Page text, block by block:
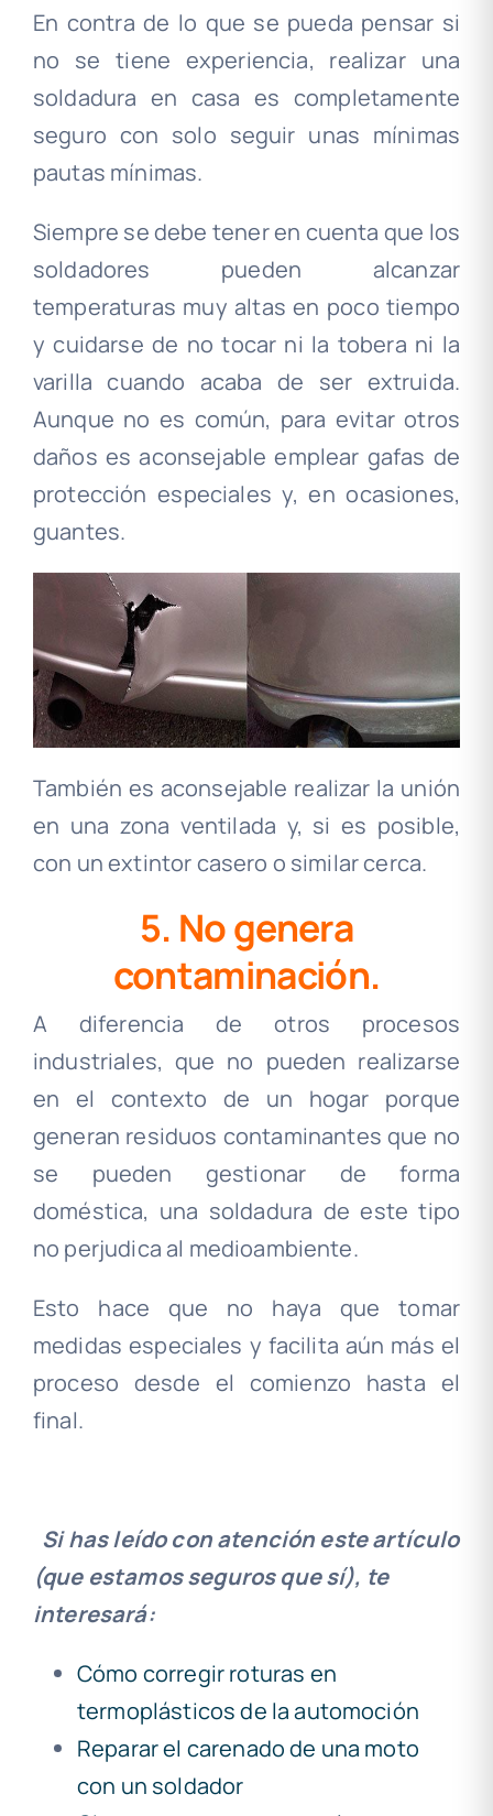
En contra de lo que se pueda pensar si
no se tiene experiencia, realizar una
soldadura en casa es completamente
seguro con solo seguir unas mínimas
pautas mínimas.
Siempre se debe tener en cuenta que los
soldadores pueden alcanzar
temperaturas muy altas en poco tiempo
y cuidarse de no tocar ni la tobera ni la
varilla cuando acaba de ser extruida.
Aunque no es común, para evitar otros
daños es aconsejable emplear gafas de
protección especiales y, en ocasiones,
guantes.
También es aconsejable realizar la unión
en una zona ventilada y, si es posible,
con un extintor casero o similar cerca.
5. No genera
contaminación.
A diferencia de otros procesos
industriales, que no pueden realizarse
en el contexto de un hogar porque
generan residuos contaminantes que no
se pueden gestionar de forma
doméstica, una soldadura de este tipo
no perjudica al medioambiente.
Esto hace que no haya que tomar
medidas especiales y facilita aún más el
proceso desde el comienzo hasta el
final.
Si has leído con atención este artículo
(que estamos seguros que sí), te
interesará:
Cómo corregir roturas en
termoplásticos de la automoción
Reparar el carenado de una moto
con un soldador